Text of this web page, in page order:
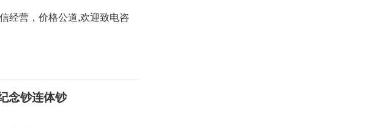
经营，价格公道,欢迎致电咨
念钞连体钞